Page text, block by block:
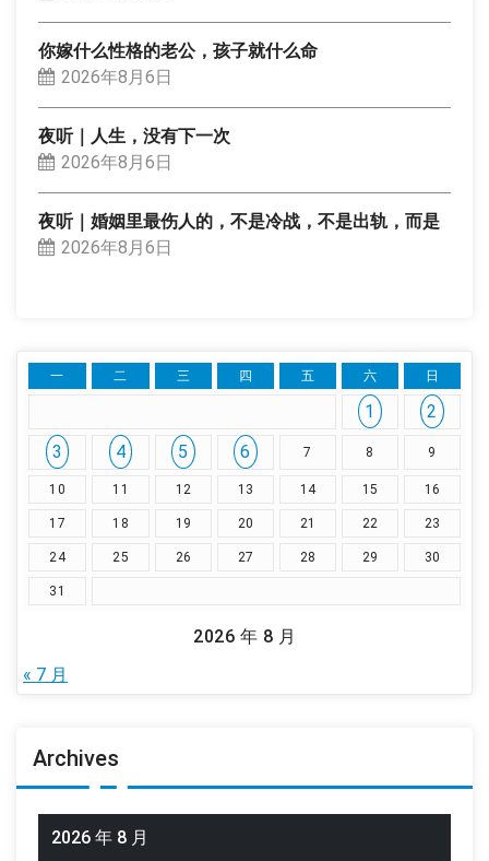
你嫁什么性格的老公，孩子就什么命
2026年8月6日
夜听｜人生，没有下一次
2026年8月6日
夜听｜婚姻里最伤人的，不是冷战，不是出轨，而是
2026年8月6日
2026 年 8 月
一 二 三 四 五 六 日
1
2
3
4 5 6 7 8 9
10 11 12 13 14 15 16
17 18 19 20 21 22 23
24 25 26 27 28 29 30
31
« 7 月
Archives
2026 年 8 月